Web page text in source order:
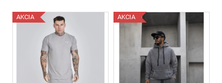
VAKCIA AKCIA